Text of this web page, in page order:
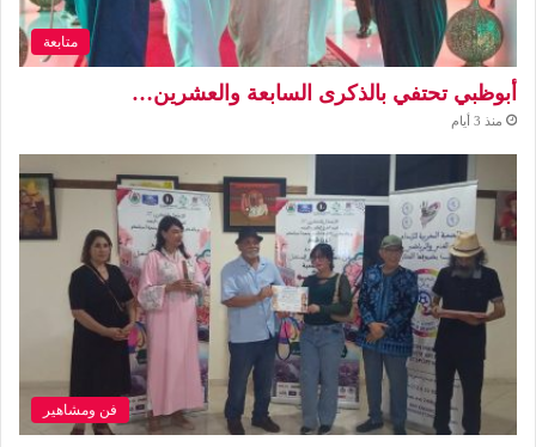
متابعة
أبوظبي تحتفي بالذكرى السابعة والعشرين…
منذ 3 أيام
فن ومشاهير